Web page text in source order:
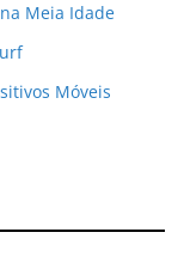
Meia Idade
Móveis